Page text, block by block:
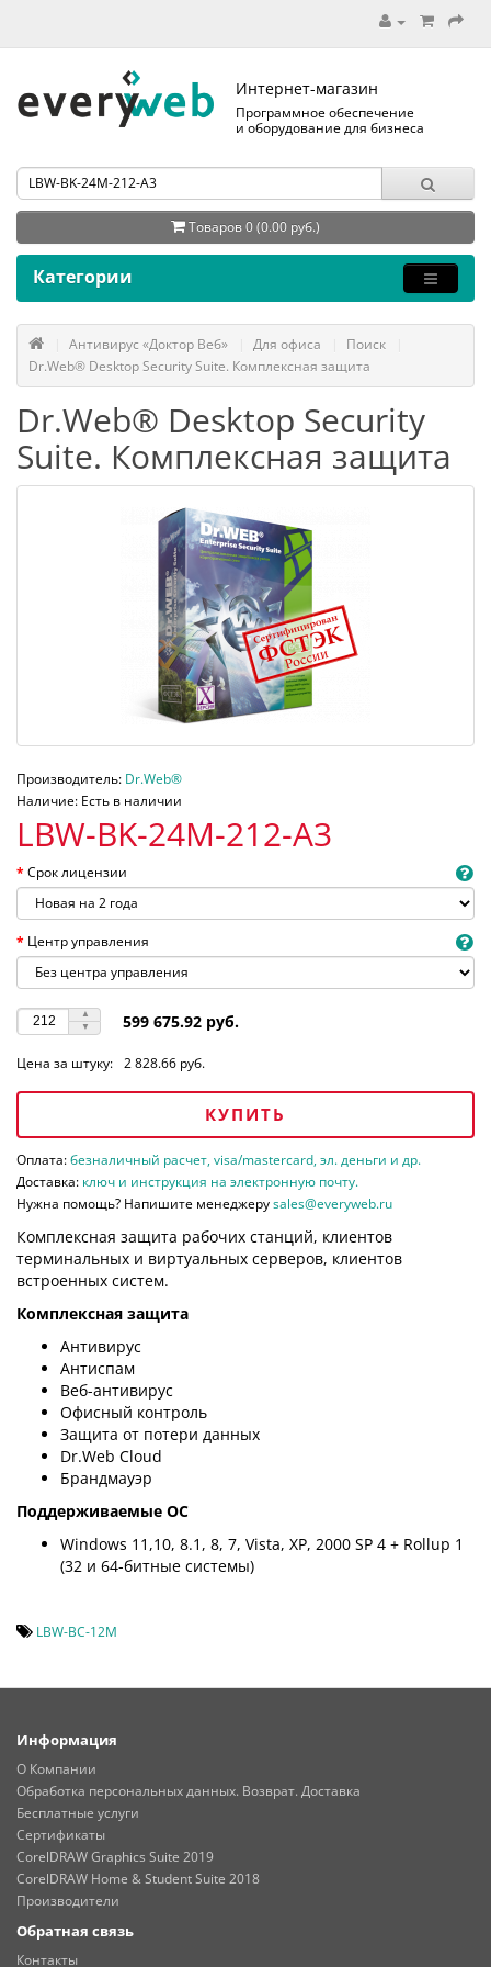
Интернет-магазин
Программное обеспечение
и оборудование для бизнеса
Товаров 0 (0.00 руб.)
Категории
Антивирус «Доктор Веб» Для офиса
Поиск
Dr.Web® Desktop Security Suite. Комплексная защита
Dr.Web® Desktop Security
Suite. Комплексная защита
Производитель: Dr.Web®
Наличие: Есть в наличии
LBW-BK-24M-212-A3
Срок лицензии
Центр управления
599 675.92 руб.
Цена за штуку: 2 828.66 руб.
КУПИТЬ
Оплата:безналичный расчет, visa/mastercard, эл. деньги и др.
Доставка: ключ и инструкция на электронную почту.
Нужна помощь? Напишите менеджеруsales@everyweb.ru
Комплексная защита рабочих станций, клиентов
терминальных и виртуальных серверов, клиентов
встроенных систем.
Комплексная защита
Антивирус
Антиспам
Веб-антивирус
Офисный контроль
Защита от потери данных
Dr.Web Cloud
Брандмауэр
Поддерживаемые ОС
Windows 11,10, 8.1, 8, 7, Vista, XP, 2000 SP 4 + Rollup 1
(32 и 64-битные системы)
LBW-BC-12M
Информация
О Компании
Обработка персональных данных. Возврат. Доставка
Бесплатные услуги
Сертификаты
CorelDRAW Graphics Suite 2019
CorelDRAW Home & Student Suite 2018
Производители
Обратная связь
Контакты